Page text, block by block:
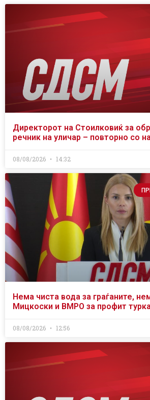
Директорот на Стоилковиќ за
речник на уличар – повторно со
08/08/2026 14:32
Нема чиста вода за граѓаните,
Мицкоски и ВМРО за профит
08/08/2026 12:56